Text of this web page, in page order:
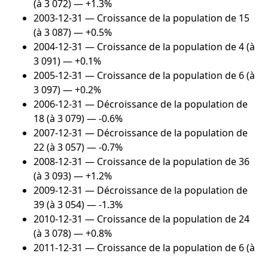
(à 3 072) — +1.3%
2003-12-31 — Croissance de la population de 15
(à 3 087) — +0.5%
2004-12-31 — Croissance de la population de 4 (à
3 091) — +0.1%
2005-12-31 — Croissance de la population de 6 (à
3 097) — +0.2%
2006-12-31 — Décroissance de la population de
18 (à 3 079) — -0.6%
2007-12-31 — Décroissance de la population de
22 (à 3 057) — -0.7%
2008-12-31 — Croissance de la population de 36
(à 3 093) — +1.2%
2009-12-31 — Décroissance de la population de
39 (à 3 054) — -1.3%
2010-12-31 — Croissance de la population de 24
(à 3 078) — +0.8%
2011-12-31 — Croissance de la population de 6 (à